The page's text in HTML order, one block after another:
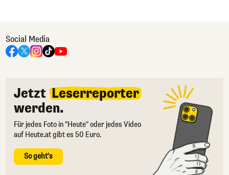
Social Media
Jetzt Leserreporter
werden.
Für jedes Foto in "Heute" oder jedes Video
auf Heute.at gibt es 50 Euro.
So geht's